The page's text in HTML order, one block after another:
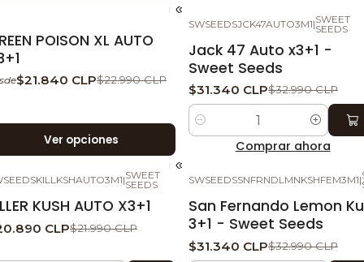
POISON XL AUTO
$21.840 CLP$22.990 CLP
Ver opciones
-5%DESCUENTO
SWSEEDSJCK47AUTO3M1|SWEET
SEEDS
Jack 47 Auto x3+1 -
Sweet Seeds
$31.340 CLP$32.990 CLP
Cantidad
Comprar ahora
DESCUENTO |SWEET
SEEDS
KUSH AUTO X3+1
CLP$21.990 CLP
-5%DESCUENTO
SWSEEDSSNFRNDLMNKSHFEM3M1|
San Fernando Lemon
3+1 - Sweet Seeds
$31.340 CLP$32.990 CLP